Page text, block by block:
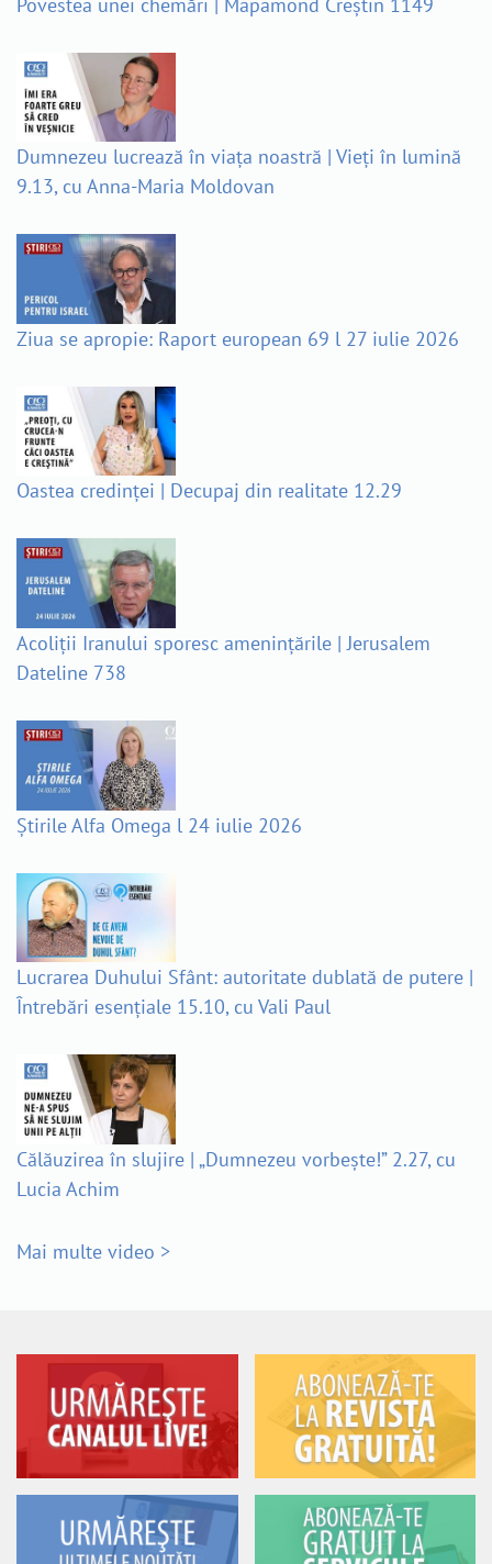
Dumnezeu lucrează în viața noastră | Vieți în lumină
9.13, cu Anna-Maria Moldovan
Ziua se apropie: Raport european 69 l 27 iulie 2026
Oastea credinței | Decupaj din realitate 12.29
Acoliții Iranului sporesc amenințările | Jerusalem
Dateline 738
Știrile Alfa Omega l 24 iulie 2026
Lucrarea Duhului Sfânt: autoritate dublată de putere |
Întrebări esențiale 15.10, cu Vali Paul
Călăuzirea în slujire | „Dumnezeu vorbește!” 2.27, cu
Lucia Achim
Mai multe video >